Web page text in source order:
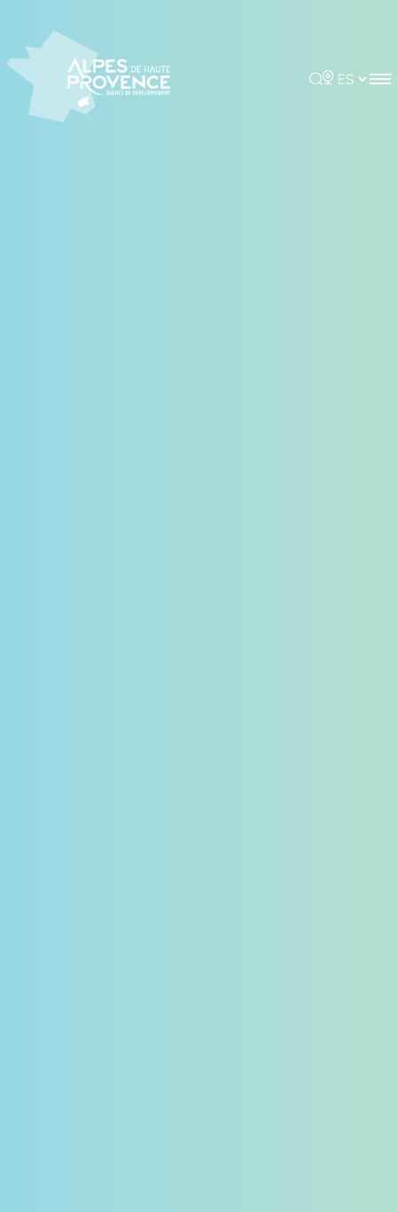
Rechercher
Choisir la